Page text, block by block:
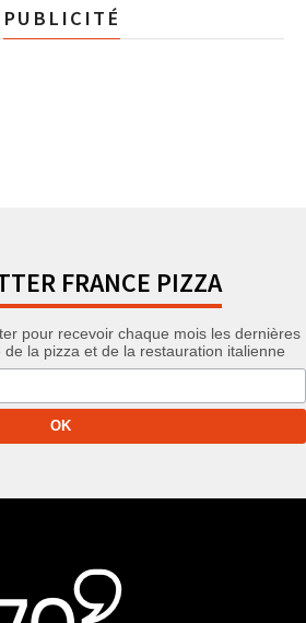
PUBLICITÉ
FRANCE PIZZA
pour recevoir chaque mois les dernières
la pizza et de la restauration italienne